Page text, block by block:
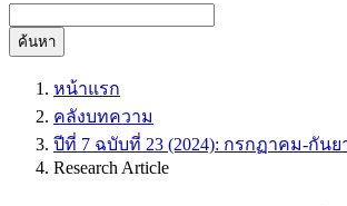
ค้นหา
หน้าแรก
คลังบทความ
ปีที่ 7 ฉบับที่ 23 (2024): กรกฏาคม-กันย
Research Article